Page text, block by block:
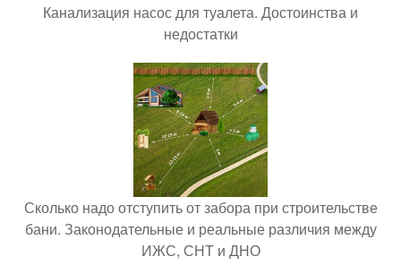
Канализация насос для туалета. Достоинства и
недостатки
Сколько надо отступить от забора при строительстве
бани. Законодательные и реальные различия между
ИЖС, СНТ и ДНО